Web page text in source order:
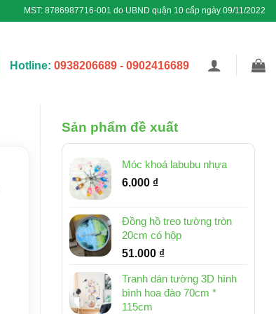
MST: 8786987716-001 do UBND quận 10 cấp ngày 09/11/2022
Hotline: 0938206689 - 0902416689
Sản phẩm đề xuất
Móc khoá labubu nhựa
6.000 ₫
Đồng hồ treo tường tròn
20cm có hộp
51.000 ₫
Tranh dán tường 3D hình
bình hoa đào 70cm *
115cm